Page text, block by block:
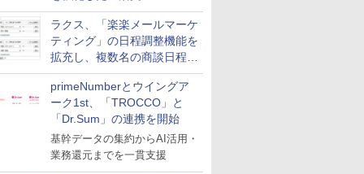
送信防止アドインサービス」
を提供
ラクス、「楽楽メールマーケ
ティング」の日程調整機能を
拡充し、複数名の商談日程調
整を効率化
primeNumberとウイングア
ーク1st、「TROCCO」と
「Dr.Sum」の連携を開始
基幹データの集約からAI活用・
業務還元までを一貫支援